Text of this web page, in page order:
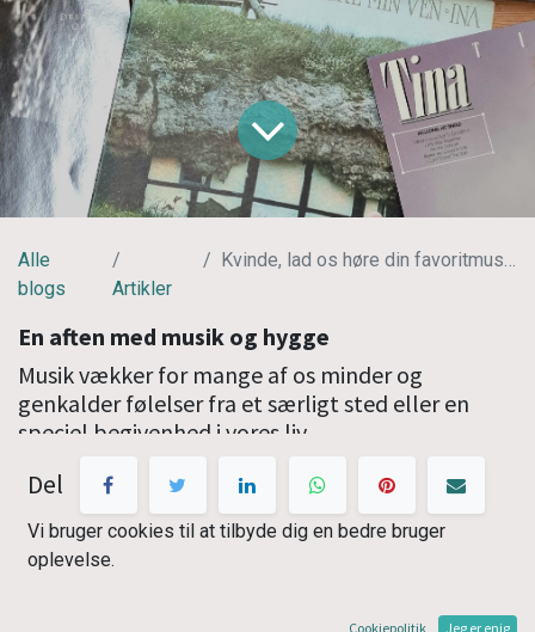
Alle
blogs
Artikler
Kvinde, lad os høre din favoritmusik
En aften med musik og hygge
Musik vækker for mange af os minder og
genkalder følelser fra et særligt sted eller en
speciel begivenhed i vores liv.
Vi i KulturHub Odder vil gerne invitere jer kvinder i
alle aldre til at dele jeres musikoplevelser med os
andre torsdag aften den 23. februar i VitaPark i
Odder.
Del
Vi bruger cookies til at tilbyde dig en bedre bruger
oplevelse.
Cookiepolitik Jeg er enig